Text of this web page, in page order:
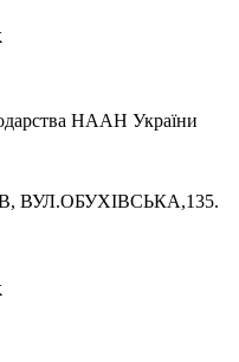
НААН України
ВУЛ.ОБУХІВСЬКА,135.